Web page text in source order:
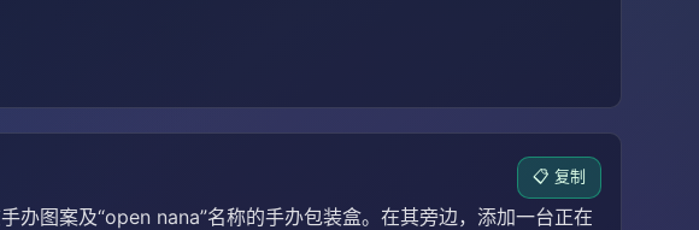
📋 复制
办图案及“open nana”名称的手办包装盒。在其旁边，添加一台正在